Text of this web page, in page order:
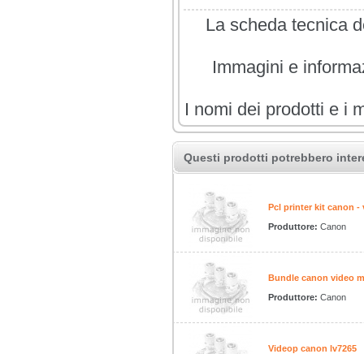
La scheda tecnica
Immagini e
I nomi dei prodotti e i
Questi prodotti potrebbero
Pcl printer kit canon -
Produttore: Canon
Bundle canon video
Produttore: Canon
Videop canon lv7265